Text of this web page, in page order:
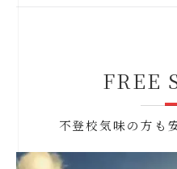
不登校気味の方も
FREE